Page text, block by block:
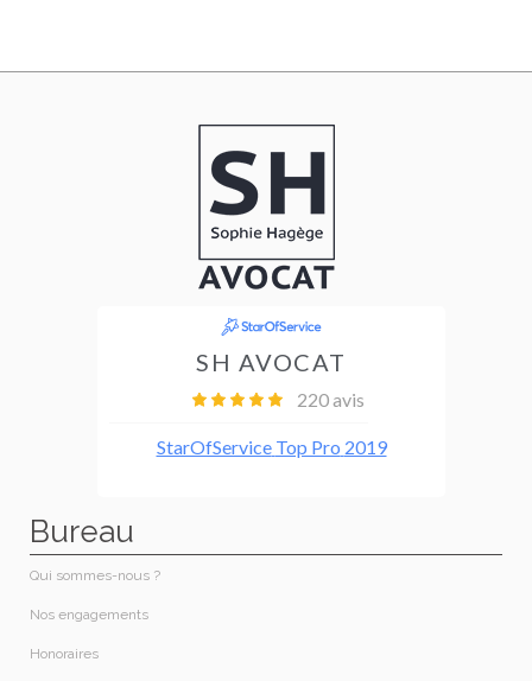
Bureau
Qui sommes-nous ?
Nos engagements
Honoraires​